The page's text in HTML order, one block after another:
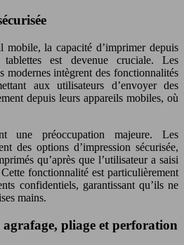
mobile, la capacité d’imprimer depuis
est devenue cruciale. Les
modernes intègrent des fonctionnalités
aux utilisateurs d’envoyer des
depuis leurs appareils mobiles, où
une préoccupation majeure. Les
des options d’impression sécurisée,
qu’après que l’utilisateur a saisi
fonctionnalité est particulièrement
confidentiels, garantissant qu’ils ne
mains.
pliage et perforation